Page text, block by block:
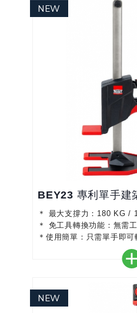
BEY23 專利單手建
＊ 最大支撐力：180 KG /
＊ 免工具轉換功能：無需
＊使用簡單：只需單手即
＊安全：封閉的塑膠外殼
垢和碎屑的侵害，並防止手
＊符合人體工學且操作：
桿位於頂部，用於精細降低
分別位於其下方...